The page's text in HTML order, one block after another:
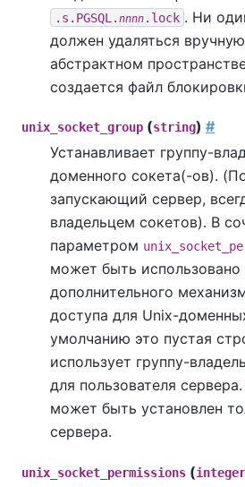
.s.PGSQL. nnnn .lock . Ни
должен удаляться
абстрактном
создается файл
unix_socket_group (string) #
Устанавливает группу-
доменного сокета(-ов).
запускающий сервер,
владельцем сокетов). В
параметром
может быть использовано
дополнительного
доступа для Unix-
умолчанию это пустая
использует группу-
для пользователя
может быть установлен
сервера.
unix_socket_permissions (integer